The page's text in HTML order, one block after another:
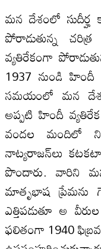
మన దేశంలో
పోరాడుతున్న
వ్యతిరేకంగా
1937 నుండి
సమయంలో మన
అప్పటి హిందీ
వందల మందిలో
నాట్యరాజన్‌లు
పొందారు. వారిని
మాతృభాష ప్రేమను
ఎత్తిపడుతూ అ
ఫలితంగా 1940